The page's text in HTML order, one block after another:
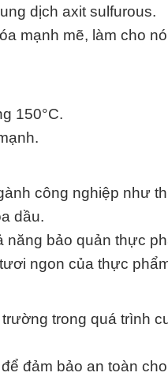
dịch axit sulfurous.
mạnh mẽ, làm cho
150°C.
công nghiệp như
dầu.
năng bảo quản thực
ngon của thực
trong quá trình
đảm bảo an toàn